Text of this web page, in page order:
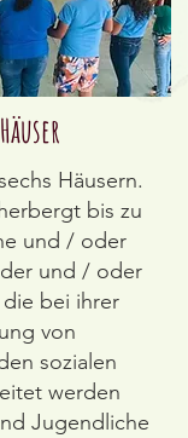
Häusern.
bis zu
und / oder
und / oder
bei ihrer
von
sozialen
werden
Jugendliche